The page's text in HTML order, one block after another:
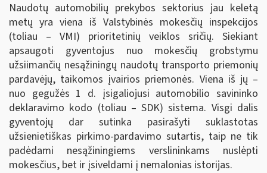
Naudotų automobilių prekybos sektorius jau keletą
metų yra viena iš Valstybinės mokesčių inspekcijos
(toliau – VMI) prioritetinių veiklos sričių. Siekiant
apsaugoti gyventojus nuo mokesčių grobstymu
užsiimančių nesąžiningų naudotų transporto priemonių
pardavėjų, taikomos įvairios priemonės. Viena iš jų –
nuo gegužės 1 d. įsigaliojusi automobilio savininko
deklaravimo kodo (toliau – SDK) sistema. Visgi dalis
gyventojų dar sutinka pasirašyti suklastotas
užsienietiškas pirkimo-pardavimo sutartis, taip ne tik
padėdami nesąžiningiems verslininkams nuslėpti
mokesčius, bet ir įsiveldami į nemalonias istorijas.